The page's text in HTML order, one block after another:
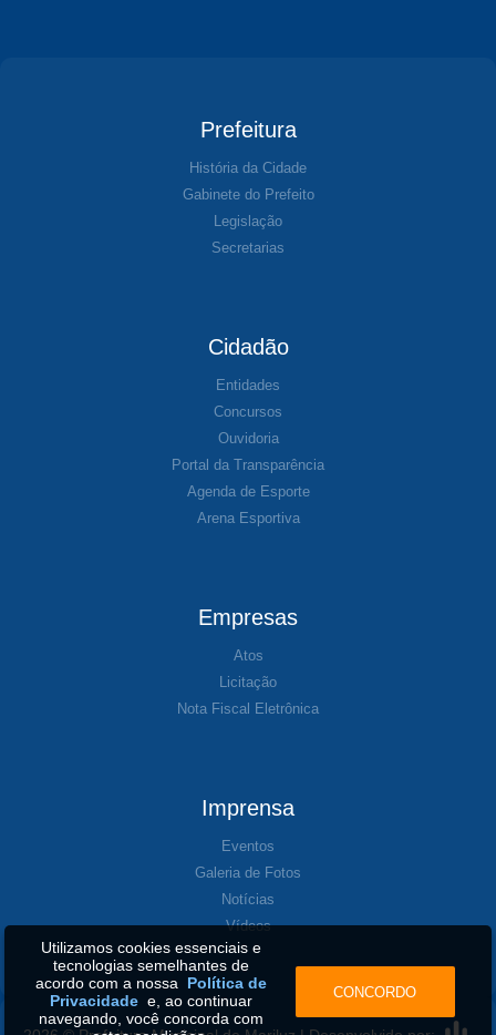
Prefeitura
História da Cidade
Gabinete do Prefeito
Legislação
Secretarias
Cidadão
Entidades
Concursos
Ouvidoria
Portal da Transparência
Agenda de Esporte
Arena Esportiva
Empresas
Atos
Licitação
Nota Fiscal Eletrônica
Imprensa
Eventos
Galeria de Fotos
Notícias
Vídeos
Utilizamos cookies essenciais e
tecnologias semelhantes de
acordo com a nossa Política de
Privacidadee, ao continuar
navegando, você concorda com
CONCORDO